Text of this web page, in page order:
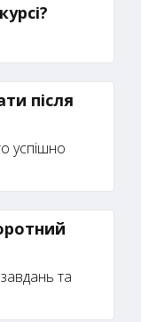
після
успішно
та